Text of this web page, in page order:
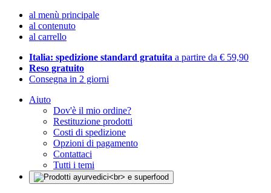
al menù principale
al contenuto
al carrello
Italia: spedizione standard gratuita a partire da € 59,90
Reso gratuito
Consegna in 2 giorni
Aiuto
Dov'è il mio ordine?
Restituzione prodotti
Costi di spedizione
Opzioni di pagamento
Contattaci
Tutti i temi